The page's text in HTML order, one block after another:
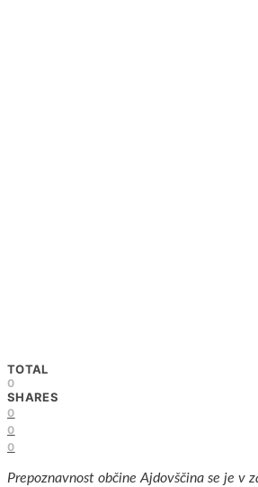
TOTAL
0
SHARES
0
0
0
Prepoznavnost občine Ajdovščina se je v